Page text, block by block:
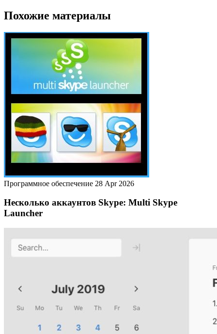
Похожие материалы
Программное обеспечение 28 Apr 2026
Несколько аккаунтов Skype: Multi Skype
Launcher